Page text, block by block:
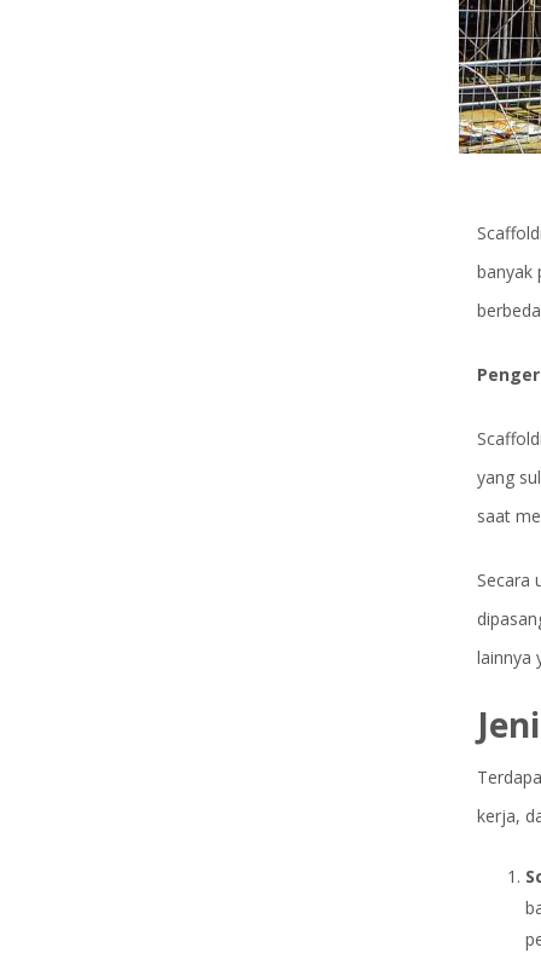
banyak
yang
saat
Secara
lainnya
kerja,